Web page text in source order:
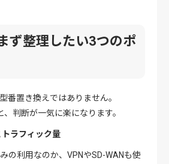
ず整理したい3つのポ
番置き換えではありません。
判断が一気に楽になります。
ラフィック量
の利用なのか、VPNやSD-WANも使